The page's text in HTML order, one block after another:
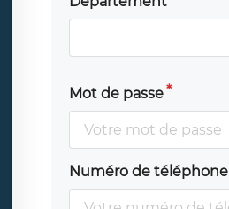
Mot de passe
Numéro de téléphone